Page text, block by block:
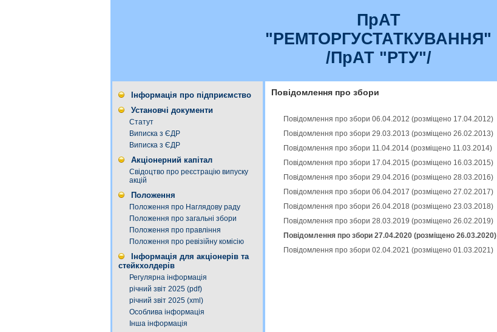
ПрАТ
"РЕМТОРГУСТАТКУВАННЯ"
/ПрАТ "РТУ"/
Інформація про підприємство
Установчі документи
Статут
Виписка з ЄДР
Виписка з ЄДР
Акціонерний капітал
Свідоцтво про реєстрацію випуску
акцій
Положення
Положення про Наглядову раду
Положення про загальні збори
Положення про правління
Положення про ревізійну комісію
Інформація для акціонерів та
стейкхолдерів
Регулярна інформація
річний звіт 2025 (pdf)
річний звіт 2025 (xml)
Особлива інформація
Інша інформація
Повідомлення про збори
Повідомлення про збори 06.04.2012 (розміщено 17.04.2012)
Повідомлення про збори 29.03.2013 (розміщено 26.02.2013)
Повідомлення про збори 11.04.2014 (розміщено 11.03.2014)
Повідомлення про збори 17.04.2015 (розміщено 16.03.2015)
Повідомлення про збори 29.04.2016 (розміщено 28.03.2016)
Повідомлення про збори 06.04.2017 (розміщено 27.02.2017)
Повідомлення про збори 26.04.2018 (розміщено 23.03.2018)
Повідомлення про збори 28.03.2019 (розміщено 26.02.2019)
Повідомлення про збори 27.04.2020 (розміщено 26.03.2020)
Повідомлення про збори 02.04.2021 (розміщено 01.03.2021)